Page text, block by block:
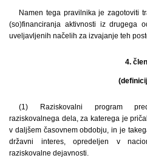
Namen tega pravilnika je zagotoviti
(so)financiranja aktivnosti iz drugega
uveljavljenih načelih za izvajanje teh
4. člen
(1) Raziskovalni program
raziskovalnega dela, za katerega je
v daljšem časovnem obdobju, in je
državni interes, opredeljen v
raziskovalne dejavnosti.